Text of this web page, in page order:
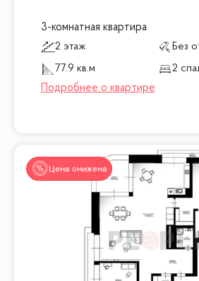
3-комнатная квартира
2 этаж
Без
77.9 кв.м
2
Цена снижена